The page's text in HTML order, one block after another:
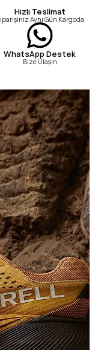
Hızlı Teslimat
Aynı Gün Kargoda
WhatsApp Destek
Bize Ulaşın